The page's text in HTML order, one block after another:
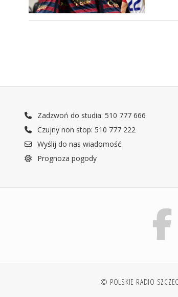
Zadzwoń do studia: 510 777 666
Czujny non stop: 510 777 222
Wyślij do nas wiadomość
Prognoza pogody
© POLSKIE RADIO